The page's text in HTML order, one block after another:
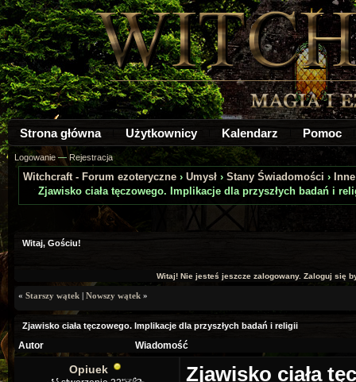
Strona główna Użytkownicy Kalendarz Pomoc
Logowanie —Rejestracja
Witchcraft - Forum ezoteryczne › Umysł › Stany Świadomości › Inne
Zjawisko ciała tęczowego. Implikacje dla przyszłych badań i
0
Witaj, Gościu!
Witaj! Nie jesteś jeszcze zalogowany. Zaloguj się
« Starszy wątek | Nowszy wątek »
Zjawisko ciała tęczowego. Implikacje dla przyszłych badań i religii
Autor Wiadomość
Opiuek Zjawisko ciała